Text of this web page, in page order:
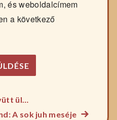
és weboldalcímem
a következő
ül…
A sok juh meséje